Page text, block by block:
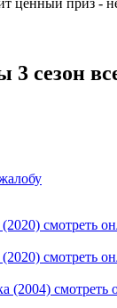
ценный приз -
3 сезон